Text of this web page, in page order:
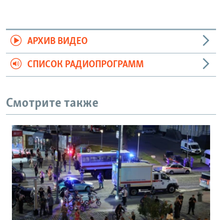
АРХИВ ВИДЕО
СПИСОК РАДИОПРОГРАММ
Смотрите также